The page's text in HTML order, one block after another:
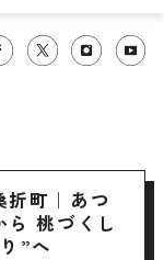
折町｜あつ
ら 桃づくし
”へ